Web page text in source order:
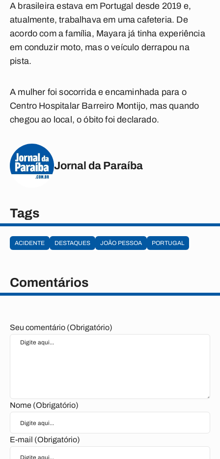
A brasileira estava em Portugal desde 2019 e,
atualmente, trabalhava em uma cafeteria. De
acordo com a família, Mayara já tinha experiência
em conduzir moto, mas o veículo derrapou na
pista.
A mulher foi socorrida e encaminhada para o
Centro Hospitalar Barreiro Montijo, mas quando
chegou ao local, o óbito foi declarado.
Jornal da Paraíba
Tags
ACIDENTE DESTAQUES JOÃO PESSOA PORTUGAL
Comentários
Seu comentário (Obrigatório)
Nome (Obrigatório)
E-mail (Obrigatório)